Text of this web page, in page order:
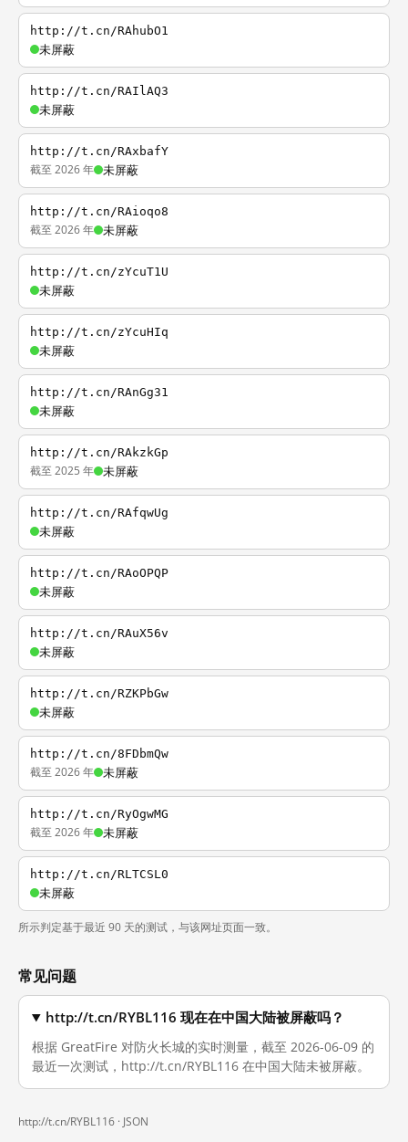
http://t.cn/RAhubO1
未屏蔽
http://t.cn/RAIlAQ3
未屏蔽
http://t.cn/RAxbafY
截至 2026 年 未屏蔽
http://t.cn/RAioqo8
截至 2026 年 未屏蔽
http://t.cn/zYcuT1U
未屏蔽
http://t.cn/zYcuHIq
未屏蔽
http://t.cn/RAnGg31
未屏蔽
http://t.cn/RAkzkGp
截至 2025 年 未屏蔽
http://t.cn/RAfqwUg
未屏蔽
http://t.cn/RAoOPQP
未屏蔽
http://t.cn/RAuX56v
未屏蔽
http://t.cn/RZKPbGw
未屏蔽
http://t.cn/8FDbmQw
截至 2026 年 未屏蔽
http://t.cn/RyOgwMG
截至 2026 年 未屏蔽
http://t.cn/RLTCSL0
未屏蔽
所示判定基于最近 90 天的测试，与该网址页面一致。
常见问题
http://t.cn/RYBL116 现在在中国大陆被屏蔽吗？
根据 GreatFire 对防火长城的实时测量，截至 2026-06-09 的
最近一次测试，http://t.cn/RYBL116 在中国大陆未被屏蔽。
http://t.cn/RYBL116 · JSON